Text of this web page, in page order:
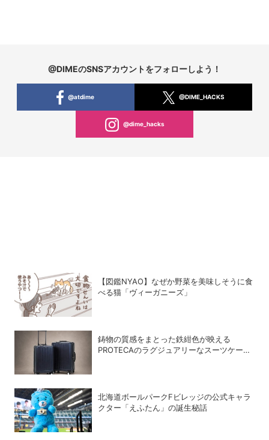
@DIMEのSNSアカウントをフォローしよう！
@atdime @DIME_HACKS
@dime_hacks
【図鑑NYAO】なぜか野菜を美味しそうに食
べる猫「ヴィーガニーズ」
鋳物の質感をまとった鉄紺色が映える
PROTECAのラグジュアリーなスーツケース
北海道ボールパークFビレッジの公式キャラ
クター「えふたん」の誕生秘話